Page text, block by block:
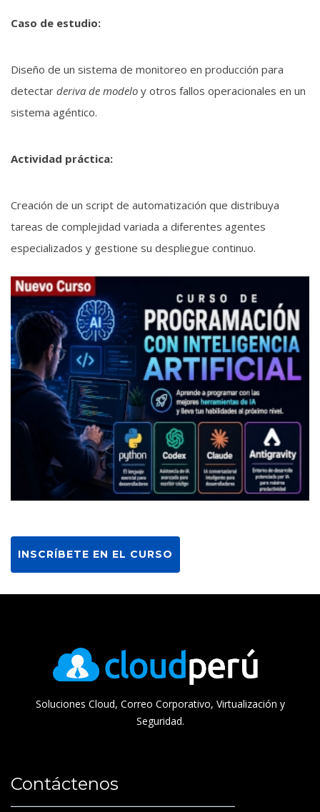
Caso de estudio:
Diseño de un sistema de monitoreo en producción para
detectar deriva de modelo y otros fallos operacionales en un
sistema agéntico.
Actividad práctica:
Creación de un script de automatización que distribuya
tareas de complejidad variada a diferentes agentes
especializados y gestione su despliegue continuo.
INSCRÍBETE EN EL CURSO
Soluciones Cloud, Correo Corporativo, Virtualización y
Seguridad.
Contáctenos